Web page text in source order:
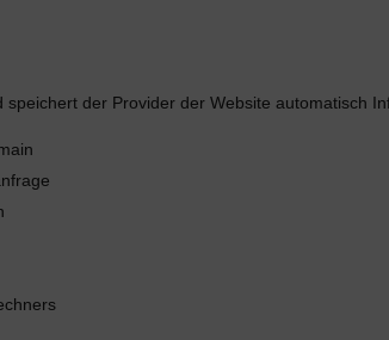
der Provider der Website automatisch